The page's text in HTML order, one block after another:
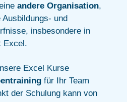
andere Organisation,
und
insbesondere in
Excel.
Excel Kurse
für Ihr Team
der Schulung kann von